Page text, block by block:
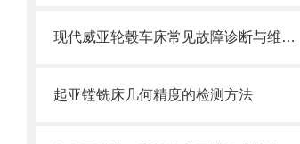
现代威亚轮毂车床常见故障诊断与维修方法
起亚镗铣床几何精度的检测方法